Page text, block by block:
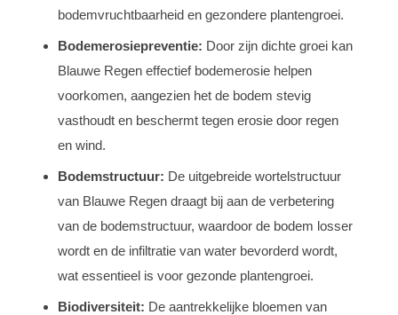
bodemvruchtbaarheid en gezondere plantengroei.
Bodemerosiepreventie: Door zijn dichte groei kan
Blauwe Regen effectief bodemerosie helpen
voorkomen, aangezien het de bodem stevig
vasthoudt en beschermt tegen erosie door regen
en wind.
Bodemstructuur: De uitgebreide wortelstructuur
van Blauwe Regen draagt bij aan de verbetering
van de bodemstructuur, waardoor de bodem losser
wordt en de infiltratie van water bevorderd wordt,
wat essentieel is voor gezonde plantengroei.
Biodiversiteit: De aantrekkelijke bloemen van